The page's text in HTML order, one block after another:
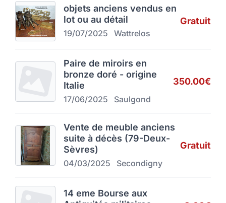
objets anciens vendus en
lot ou au détail
19/07/2025 Wattrelos
Gratuit
Paire de miroirs en
bronze doré - origine
Italie
17/06/2025 Saulgond
350.00€
Vente de meuble anciens
suite à décès (79-Deux-
Sèvres)
04/03/2025 Secondigny
Gratuit
14 eme Bourse aux